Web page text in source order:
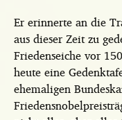
Er erinnerte an die
aus dieser Zeit zu
Friedenseiche vor
heute eine
ehemaligen